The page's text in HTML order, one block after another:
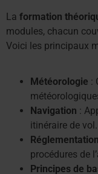
La formation
modules, chacun
Voici les principaux
Météorologie :
Navigation :
itinéraire de vol.
procédures de
Principes de